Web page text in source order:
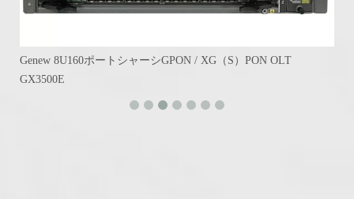
Genew 8U160ポートシャーシGPON / XG（S）PON OLT
GX3500E